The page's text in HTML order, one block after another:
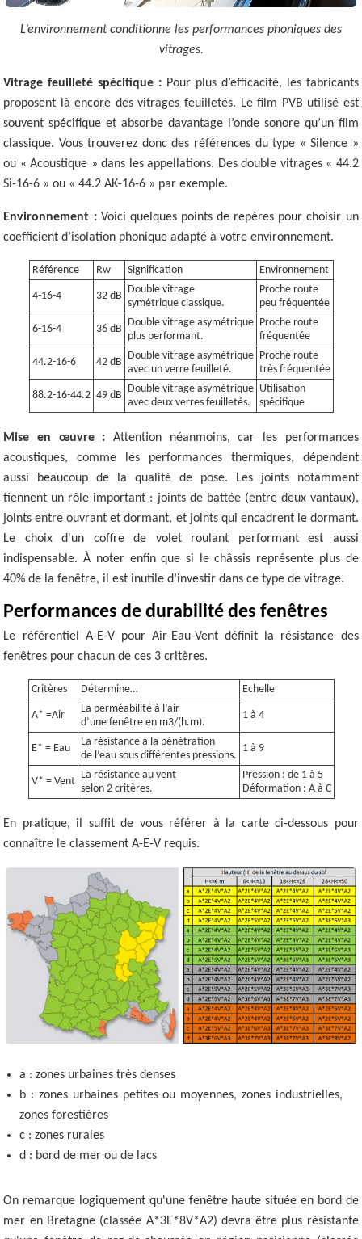
L’environnement conditionne les performances phoniques des
vitrages.
Vitrage feuilleté spécifique : Pour plus d’efficacité, les fabricants
proposent là encore des vitrages feuilletés. Le film PVB utilisé est
souvent spécifique et absorbe davantage l’onde sonore qu’un film
classique. Vous trouverez donc des références du type « Silence »
ou « Acoustique » dans les appellations. Des double vitrages « 44.2
Si-16-6 » ou « 44.2 AK-16-6 » par exemple.
Environnement :Voici quelques points de repères pour choisir un
coefficient d’isolation phonique adapté à votre environnement.
Référence Rw Signification Environnement
4-16-4 32 dB
Double vitrage
symétrique classique.
Proche route
peu fréquentée
6-16-4 36 dB
Double vitrage asymétrique
plus performant.
Proche route
fréquentée
44.2-16-6 42 dB
Double vitrage asymétrique
avec un verre feuilleté.
Proche route
très fréquentée
88.2-16-44.2 49 dB
Double vitrage asymétrique
avec deux verres feuilletés.
Utilisation
spécifique
Mise en œuvre : Attention néanmoins, car les performances
acoustiques, comme les performances thermiques, dépendent
aussi beaucoup de la qualité de pose. Les joints notamment
tiennent un rôle important : joints de battée (entre deux vantaux),
joints entre ouvrant et dormant, et joints qui encadrent le dormant.
Le choix d'un coffre de volet roulant performant est aussi
indispensable. À noter enfin que si le châssis représente plus de
40% de la fenêtre, il est inutile d’investir dans ce type de vitrage.
Performances de durabilité des fenêtres
Le référentiel A-E-V pour Air-Eau-Vent définit la résistance des
fenêtres pour chacun de ces 3 critères.
Critères Détermine… Echelle
A* =Air
La perméabilité à l’air
d’une fenêtre en m3/(h.m).
1 à 4
E* = Eau
La résistance à la pénétration
de l’eau sous différentes pressions.
1 à 9
V* = Vent
La résistance au vent
selon 2 critères.
Pression : de 1 à 5
Déformation : A à C
En pratique, il suffit de vous référer à la carte ci-dessous pour
connaître le classement A-E-V requis.
a : zones urbaines très denses
b : zones urbaines petites ou moyennes, zones industrielles,
zones forestières
c : zones rurales
d : bord de mer ou de lacs
On remarque logiquement qu'une fenêtre haute située en bord de
mer en Bretagne (classée A*3E*8V*A2) devra être plus résistante